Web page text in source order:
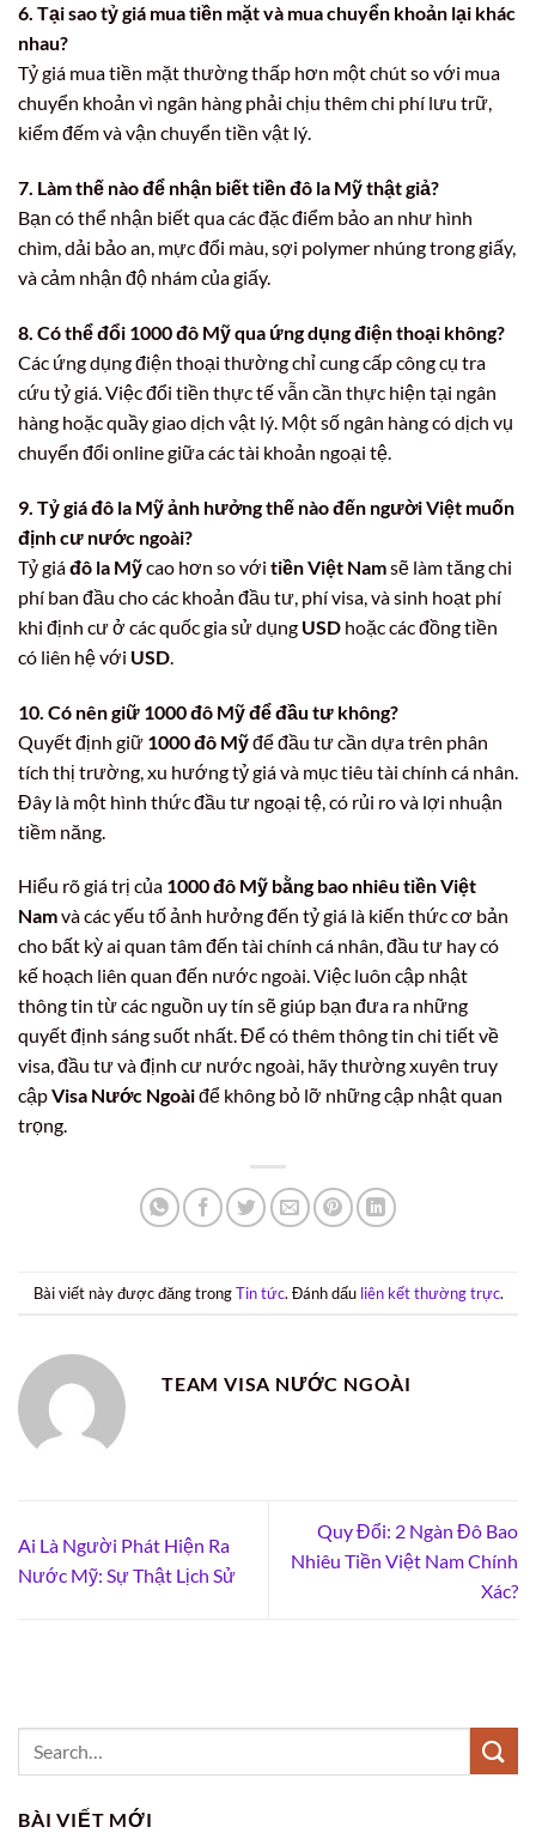
6. Tại sao tỷ giá mua tiền mặt và mua chuyển khoản lại khác
nhau?
Tỷ giá mua tiền mặt thường thấp hơn một chút so với mua
chuyển khoản vì ngân hàng phải chịu thêm chi phí lưu trữ,
kiểm đếm và vận chuyển tiền vật lý.
7. Làm thế nào để nhận biết tiền đô la Mỹ thật giả?
Bạn có thể nhận biết qua các đặc điểm bảo an như hình
chìm, dải bảo an, mực đổi màu, sợi polymer nhúng trong giấy,
và cảm nhận độ nhám của giấy.
8. Có thể đổi 1000 đô Mỹ qua ứng dụng điện thoại không?
Các ứng dụng điện thoại thường chỉ cung cấp công cụ tra
cứu tỷ giá. Việc đổi tiền thực tế vẫn cần thực hiện tại ngân
hàng hoặc quầy giao dịch vật lý. Một số ngân hàng có dịch vụ
chuyển đổi online giữa các tài khoản ngoại tệ.
9. Tỷ giá đô la Mỹ ảnh hưởng thế nào đến người Việt muốn
định cư nước ngoài?
Tỷ giáđô la Mỹcao hơn so với tiền Việt Namsẽ làm tăng chi
phí ban đầu cho các khoản đầu tư, phí visa, và sinh hoạt phí
khi định cư ở các quốc gia sử dụng USD hoặc các đồng tiền
có liên hệ với USD
10. Có nên giữ 1000 đô Mỹ để đầu tư không?
Quyết định giữ 1000 đô Mỹđể đầu tư cần dựa trên phân
tích thị trường, xu hướng tỷ giá và mục tiêu tài chính cá nhân.
Đây là một hình thức đầu tư ngoại tệ, có rủi ro và lợi nhuận
tiềm năng.
Hiểu rõ giá trị của 1000 đô Mỹ bằng bao nhiêu tiền Việt
Namvà các yếu tố ảnh hưởng đến tỷ giá là kiến thức cơ bản
cho bất kỳ ai quan tâm đến tài chính cá nhân, đầu tư hay có
kế hoạch liên quan đến nước ngoài. Việc luôn cập nhật
thông tin từ các nguồn uy tín sẽ giúp bạn đưa ra những
quyết định sáng suốt nhất. Để có thêm thông tin chi tiết về
visa, đầu tư và định cư nước ngoài, hãy thường xuyên truy
cậpVisa Nước Ngoàiđể không bỏ lỡ những cập nhật quan
trọng.
Bài viết này được đăng trongTin tức. Đánh dấu liên kết thường trực.
TEAM VISA NƯỚC NGOÀI
Ai Là Người Phát Hiện Ra
Nước Mỹ: Sự Thật Lịch Sử
Quy Đổi: 2 Ngàn Đô Bao
Nhiêu Tiền Việt Nam Chính
Xác?
BÀI VIẾT MỚI